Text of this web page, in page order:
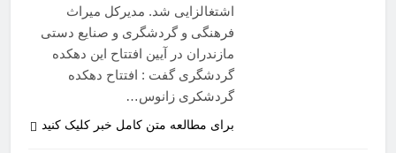
اشتغالزایی شد. مدیرکل میراث
فرهنگی و گردشگری و صنایع دستی
مازندران در آیین افتتاح این دهکده
گردشگری گفت : افتتاح دهکده
گردشکری زانوس…
برای مطالعه متن کامل خبر کلیک کنید